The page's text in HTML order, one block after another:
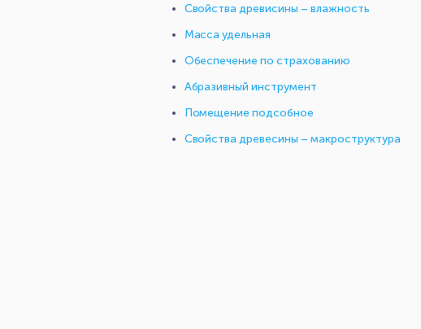
Свойства древисины – влажность
Масса удельная
Обеспечение по страхованию
Абразивный инструмент
Помещение подсобное
Свойства древесины – макроструктура